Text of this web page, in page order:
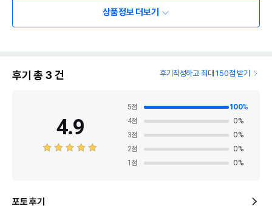
상품정보 더보기
후기 총 3 건 후기작성하고 최대 150점 받기
4.9
5점 100%
4점 0%
3점 0%
2점 0%
1 점 0%
포토 후기